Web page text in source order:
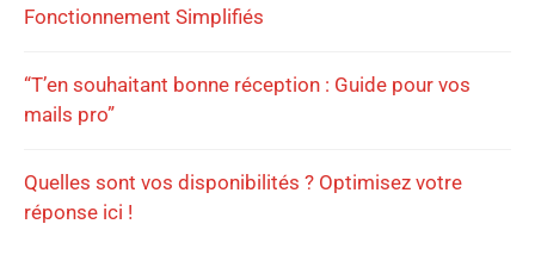
Fonctionnement Simplifiés
“T’en souhaitant bonne réception : Guide pour vos
mails pro”
Quelles sont vos disponibilités ? Optimisez votre
réponse ici !